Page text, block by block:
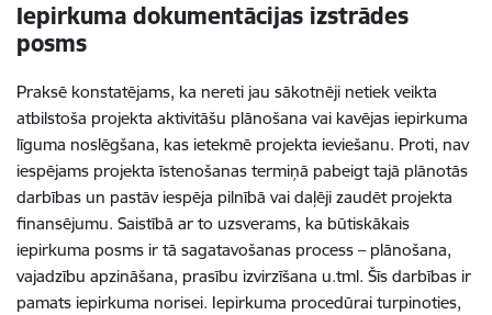
Iepirkuma dokumentācijas izstrādes
posms
Praksē konstatējams, ka nereti jau sākotnēji netiek veikta
atbilstoša projekta aktivitāšu plānošana vai kavējas iepirkuma
līguma noslēgšana, kas ietekmē projekta ieviešanu. Proti, nav
iespējams projekta īstenošanas termiņā pabeigt tajā plānotās
darbības un pastāv iespēja pilnībā vai daļēji zaudēt projekta
finansējumu. Saistībā ar to uzsverams, ka būtiskākais
iepirkuma posms ir tā sagatavošanas process – plānošana,
vajadzību apzināšana, prasību izvirzīšana u.tml. Šīs darbības ir
pamats iepirkuma norisei. Iepirkuma procedūrai turpinoties,